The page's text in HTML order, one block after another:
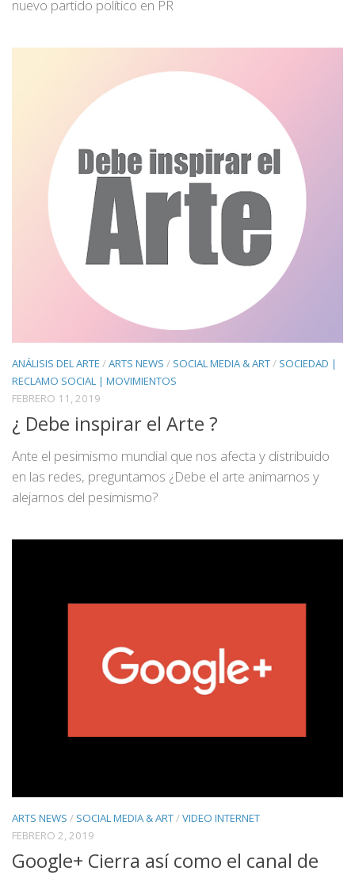
nuevo partido político en PR
ANÁLISIS DEL ARTE /ARTS NEWS / SOCIAL MEDIA & ART/ SOCIEDAD |
RECLAMO SOCIAL | MOVIMIENTOS
FEBRERO 11, 2019
¿ Debe inspirar el Arte ?
Ante el pesimismo mundial que nos afecta y distribuido
en las redes, preguntamos ¿Debe el arte animarnos y
alejarnos del pesimismo?
ARTS NEWS / SOCIAL MEDIA & ART/VIDEO INTERNET
FEBRERO 2, 2019
Google+ Cierra así como el canal de